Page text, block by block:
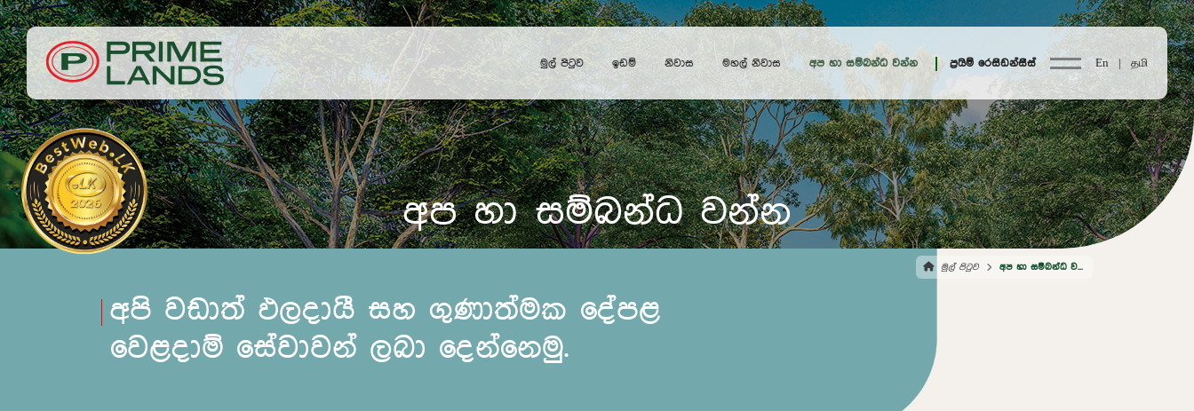
මුල් පිටුව ඉඩම් නිවාස මහල් නිවාස අප හා සම්බන්ධ වන්න ප්‍රයිම් රෙසිඩන්සීස් En | தமி
අප හා සම්බන්ධ වන්න
මුල් පිටුව අප හා සම්බන්ධ වන්න
අපි වඩාත් ඵලදායී සහ ගුණාත්මක දේපළ
වෙළදාම් සේවාවන් ලබා දෙන්නෙමු.